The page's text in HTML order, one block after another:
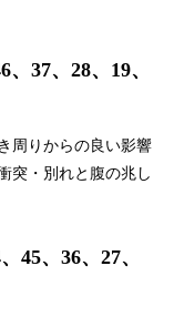
37、28、19、
周りからの良い影響
突・別れと腹の兆し
45、36、27、